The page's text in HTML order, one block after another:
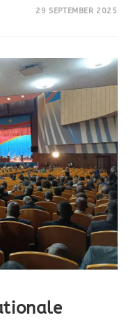
29 SEPTEMBER 2025